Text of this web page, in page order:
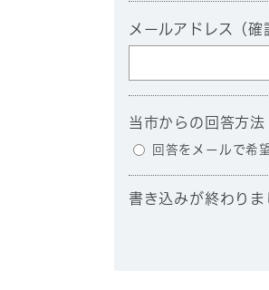
メールアドレス（確
当市からの回答方法
回答をメールで希
書き込みが終わりま